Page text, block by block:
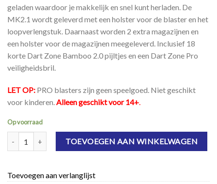
geladen waardoor je makkelijk en snel kunt herladen. De
MK2.1 wordt geleverd met een holster voor de blaster en het
loopverlengstuk. Daarnaast worden 2 extra magazijnen en
een holster voor de magazijnen meegeleverd. Inclusief 18
korte Dart Zone Bamboo 2.0 pijltjes en een Dart Zone Pro
veiligheidsbril.
LET OP: PRO blasters zijn geen speelgoed. Niet geschikt
voor kinderen. Alleen geschikt voor 14+
Op voorraad
Dart Zone Pro Series MK2.1 aantalTOEVOEGEN AAN WINKELWAGEN
Toevoegen aan verlanglijst